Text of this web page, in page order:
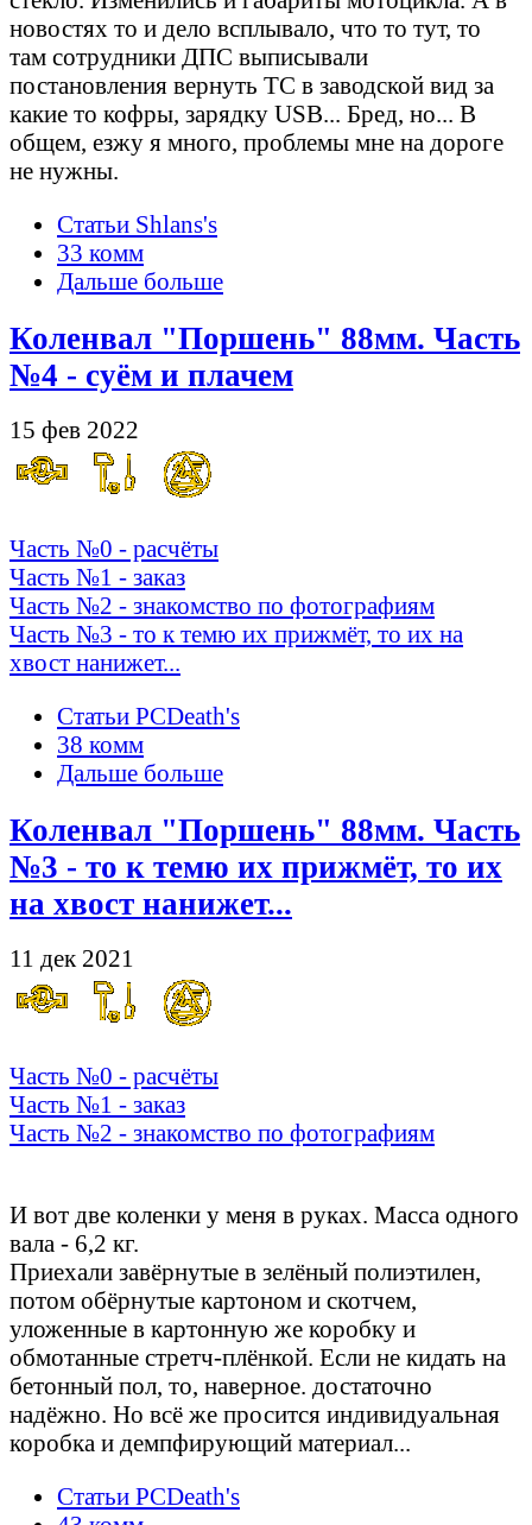
новостях то и дело всплывало, что то тут, то
там сотрудники ДПС выписывали
постановления вернуть ТС в заводской вид за
какие то кофры, зарядку USB... Бред, но... В
общем, езжу я много, проблемы мне на дороге
не нужны.
Статьи Shlans's
33 комм
Дальше больше
Коленвал "Поршень" 88мм. Часть
№4 - суём и плачем
15 фев 2022
Часть №0 - расчёты
Часть №1 - заказ
Часть №2 - знакомство по фотографиям
Часть №3 - то к темю их прижмёт, то их на
хвост нанижет...
Статьи PCDeath's
38 комм
Дальше больше
Коленвал "Поршень" 88мм. Часть
№3 - то к темю их прижмёт, то их
на хвост нанижет...
11 дек 2021
Часть №0 - расчёты
Часть №1 - заказ
Часть №2 - знакомство по фотографиям
И вот две коленки у меня в руках. Масса одного
вала - 6,2 кг.
Приехали завёрнутые в зелёный полиэтилен,
потом обёрнутые картоном и скотчем,
уложенные в картонную же коробку и
обмотанные стретч-плёнкой. Если не кидать на
бетонный пол, то, наверное. достаточно
надёжно. Но всё же просится индивидуальная
коробка и демпфирующий материал...
Статьи PCDeath's